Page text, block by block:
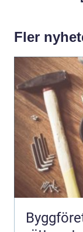
Fler